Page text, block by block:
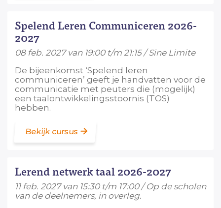
Spelend Leren Communiceren 2026-
2027
08 feb. 2027 van 19:00 t/m 21:15 / Sine Limite
De bijeenkomst ‘Spelend leren
communiceren’ geeft je handvatten voor de
communicatie met peuters die (mogelijk)
een taalontwikkelingsstoornis (TOS)
hebben.
Bekijk cursus
Lerend netwerk taal 2026-2027
11 feb. 2027 van 15:30 t/m 17:00 / Op de scholen
van de deelnemers, in overleg.